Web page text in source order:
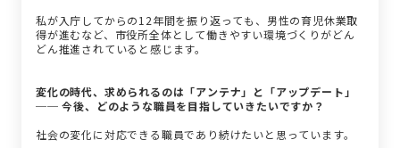
私が入庁してからの12年間を振り返っても、男性の育児休業取
得が進むなど、市役所全体として働きやすい環境づくりがどん
どん推進されていると感じます。
変化の時代、求められるのは「アンテナ」と「アップデート」
── 今後、どのような職員を目指していきたいですか？
社会の変化に対応できる職員であり続けたいと思っています。